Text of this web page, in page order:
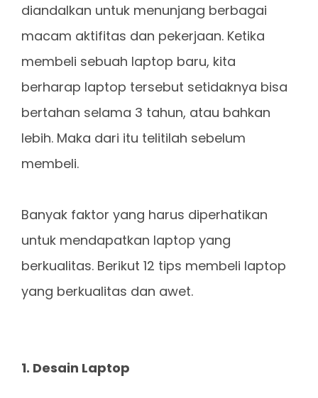
diandalkan untuk menunjang berbagai
macam aktifitas dan pekerjaan. Ketika
membeli sebuah laptop baru, kita
berharap laptop tersebut setidaknya bisa
bertahan selama 3 tahun, atau bahkan
lebih. Maka dari itu telitilah sebelum
membeli.
Banyak faktor yang harus diperhatikan
untuk mendapatkan laptop yang
berkualitas. Berikut 12 tips membeli laptop
yang berkualitas dan awet.
1. Desain Laptop